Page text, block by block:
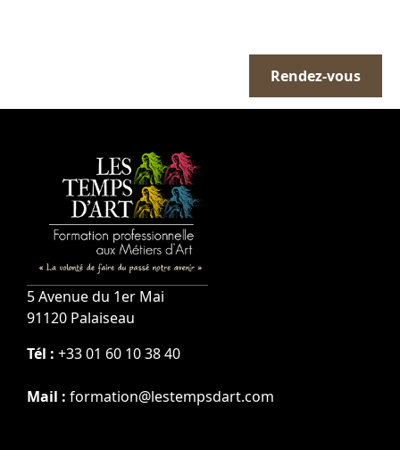
Rendez-vous
5 Avenue du 1er Mai
91120 Palaiseau
Tél : +33 01 60 10 38 40
Mail : formation@lestempsdart.com